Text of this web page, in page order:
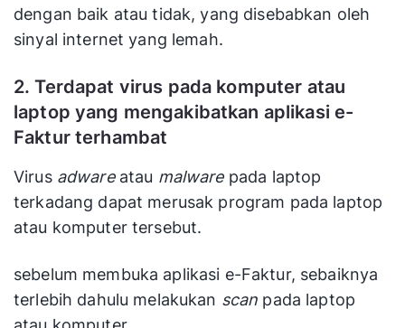
dengan baik atau tidak, yang disebabkan oleh
sinyal internet yang lemah.
2. Terdapat virus pada komputer atau
laptop yang mengakibatkan aplikasi e-
Faktur terhambat
Virus adwareatau malwarepada laptop
terkadang dapat merusak program pada laptop
atau komputer tersebut.
sebelum membuka aplikasi e-Faktur, sebaiknya
terlebih dahulu melakukan scan pada laptop